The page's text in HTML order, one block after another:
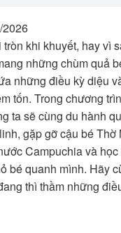
2026
khi khuyết, hay vì
những chùm quả
những điều kỳ diệu
tốn. Trong chương
ta sẽ cùng du hành
gặp gỡ cậu bé Thờ
Campuchia và
bé quanh mình. Hãy
thì thầm những